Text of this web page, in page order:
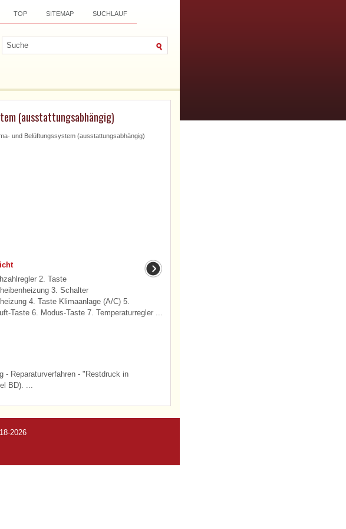
TOP SITEMAP SUCHLAUF
(ausstattungsabhängig)
und Belüftungssystem (ausstattungsabhängig)
2. Taste
3. Schalter
4. Taste Klimaanlage (A/C) 5.
Taste 6. Modus-Taste 7. Temperaturregler ...
- Reparaturverfahren - "Restdruck in
BD). ...
2026